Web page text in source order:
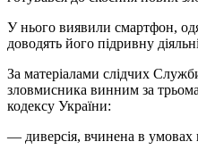
У нього виявили смартфон,
доводять його підривну
За матеріалами слідчих
зловмисника винним за
кодексу України:
— диверсія, вчинена в умовах